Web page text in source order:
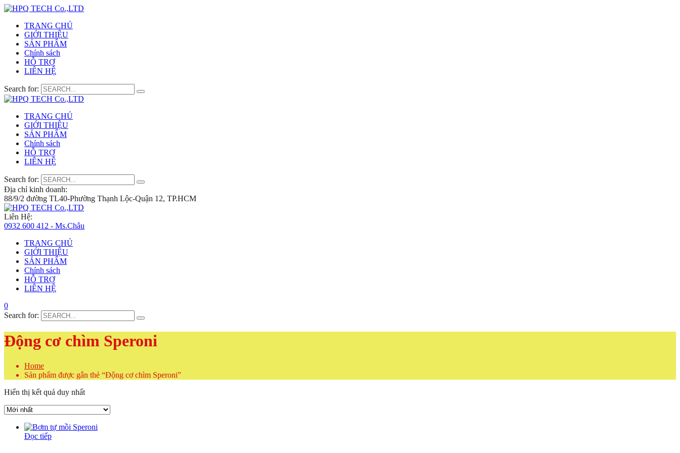
TRANG CHỦ
GIỚI THIỆU
SẢN PHẨM
Chính sách
HỖ TRỢ
LIÊN HỆ
Search for:
TRANG CHỦ
GIỚI THIỆU
SẢN PHẨM
Chính sách
HỖ TRỢ
LIÊN HỆ
Search for:
Địa chỉ kinh doanh:
88/9/2 đường TL40-Phường Thạnh Lộc-Quận 12, TP.HCM
Liên Hệ:
0932 600 412 - Ms.Châu
TRANG CHỦ
GIỚI THIỆU
SẢN PHẨM
Chính sách
HỖ TRỢ
LIÊN HỆ
0
Search for:
Động cơ chìm Speroni
Home
Sản phẩm được gắn thẻ “Động cơ chìm Speroni”
Hiển thị kết quả duy nhất
Đọc tiếp